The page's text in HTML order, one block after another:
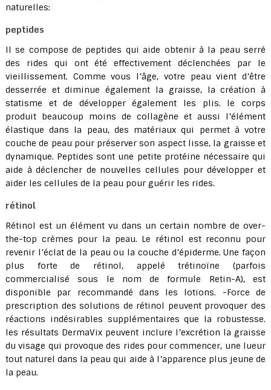
naturelles:
peptides
Il se compose de peptides qui aide obtenir à la peau serré
des rides qui ont été effectivement déclenchées par le
vieillissement. Comme vous l’âge, votre peau vient d’être
desserrée et diminue également la graisse, la création à
statisme et de développer également les plis. le corps
produit beaucoup moins de collagène et aussi l’élément
élastique dans la peau, des matériaux qui permet à votre
couche de peau pour préserver son aspect lisse, la graisse et
dynamique. Peptides sont une petite protéine nécessaire qui
aide à déclencher de nouvelles cellules pour développer et
aider les cellules de la peau pour guérir les rides.
rétinol
Rétinol est un élément vu dans un certain nombre de over-
the-top crèmes pour la peau. Le rétinol est reconnu pour
revenir l’éclat de la peau ou la couche d’épiderme. Une façon
plus forte de rétinol, appelé trétinoïne (parfois
commercialisé sous le nom de formule Retin-A), est
disponible par recommandé dans les lotions. -Force de
prescription des solutions de rétinol peuvent provoquer des
réactions indésirables supplémentaires que la robustesse.
les résultats DermaVix peuvent inclure l’excrétion la graisse
du visage qui provoque des rides pour commencer, une lueur
tout naturel dans la peau qui aide à l’apparence plus jeune de
la peau.